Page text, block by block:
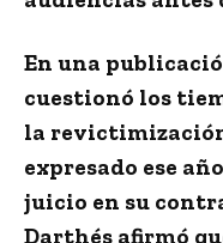
En una
cuestionó los
la
expresado ese
juicio en su
Darthés afirmó